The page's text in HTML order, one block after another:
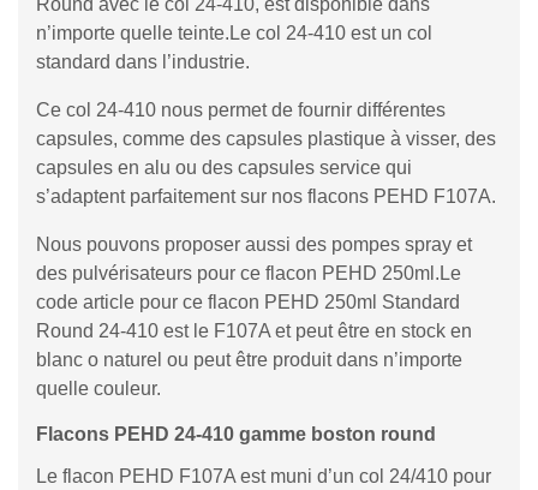
Round avec le col 24-410, est disponible dans
n’importe quelle teinte.Le col 24-410 est un col
standard dans l’industrie.
Ce col 24-410 nous permet de fournir différentes
capsules, comme des capsules plastique à visser, des
capsules en alu ou des capsules service qui
s’adaptent parfaitement sur nos flacons PEHD F107A.
Nous pouvons proposer aussi des pompes spray et
des pulvérisateurs pour ce flacon PEHD 250ml.Le
code article pour ce flacon PEHD 250ml Standard
Round 24-410 est le F107A et peut être en stock en
blanc o naturel ou peut être produit dans n’importe
quelle couleur.
Flacons PEHD 24-410 gamme boston round
Le flacon PEHD F107A est muni d’un col 24/410 pour